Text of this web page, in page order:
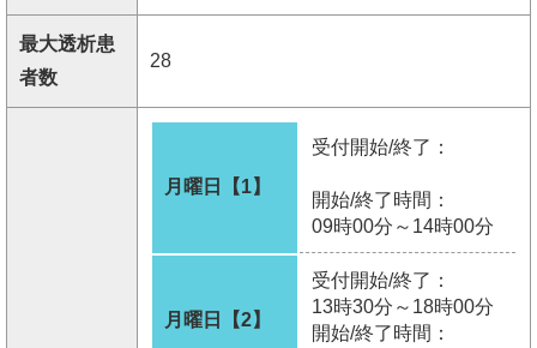
最大透析患
者数
28
月曜日【1】
受付開始/終了：
開始/終了時間：
09時00分～14時00分
月曜日【2】
受付開始/終了：
13時30分～18時00分
開始/終了時間：